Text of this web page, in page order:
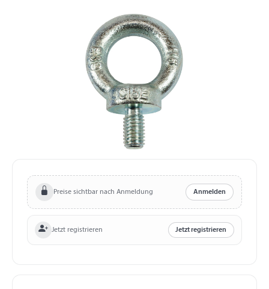
Bildergalerie überspringen
Preise sichtbar nach Anmeldung Anmelden
Jetzt registrieren Jetzt registrieren